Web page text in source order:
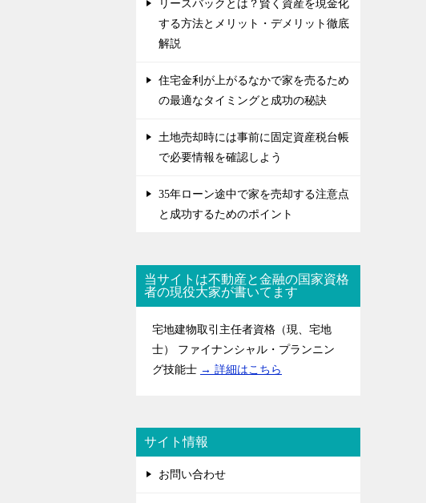
リースバックとは？賢く資産を現金化
する方法とメリット・デメリット徹底
解説
住宅金利が上がるなかで家を売るため
の最適なタイミングと成功の秘訣
土地売却時には事前に固定資産税台帳
で必要情報を確認しよう
35年ローン途中で家を売却する注意点
と成功するためのポイント
当サイトは不動産と金融の国家資格
者の現役大家が書いてます
宅地建物取引主任者資格（現、宅地
士） ファイナンシャル・プランニン
グ技能士 → 詳細はこちら
サイト情報
お問い合わせ